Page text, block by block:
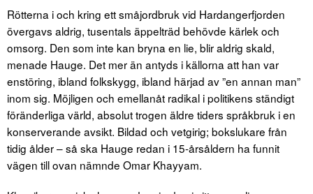
Rötterna i och kring ett småjordbruk vid Hardangerfjorden
övergavs aldrig, tusentals äppelträd behövde kärlek och
omsorg. Den som inte kan bryna en lie, blir aldrig skald,
menade Hauge. Det mer än antyds i källorna att han var
enstöring, ibland folkskygg, ibland härjad av ”en annan man”
inom sig. Möjligen och emellanåt radikal i politikens ständigt
föränderliga värld, absolut trogen äldre tiders språkbruk i en
konserverande avsikt. Bildad och vetgirig; bokslukare från
tidig ålder – så ska Hauge redan i 15-årsåldern ha funnit
vägen till ovan nämnde Omar Khayyam.